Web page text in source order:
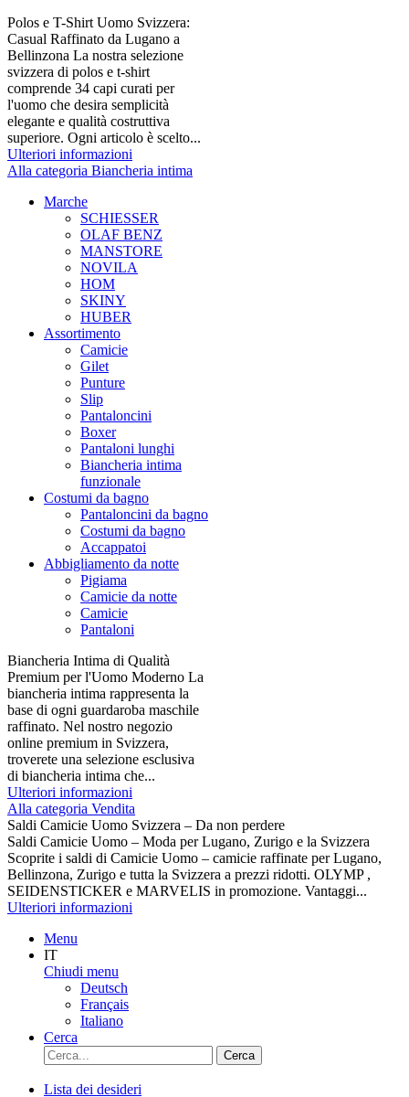
Polos e T-Shirt Uomo Svizzera:
Casual Raffinato da Lugano a
Bellinzona La nostra selezione
svizzera di polos e t-shirt
comprende 34 capi curati per
l'uomo che desira semplicità
elegante e qualità costruttiva
superiore. Ogni articolo è scelto...
Ulteriori informazioni
Alla categoria Biancheria intima
Marche
SCHIESSER
OLAF BENZ
MANSTORE
NOVILA
HOM
SKINY
HUBER
Assortimento
Camicie
Gilet
Punture
Slip
Pantaloncini
Boxer
Pantaloni lunghi
Biancheria intima
funzionale
Costumi da bagno
Pantaloncini da bagno
Costumi da bagno
Accappatoi
Abbigliamento da notte
Pigiama
Camicie da notte
Camicie
Pantaloni
Biancheria Intima di Qualità
Premium per l'Uomo Moderno La
biancheria intima rappresenta la
base di ogni guardaroba maschile
raffinato. Nel nostro negozio
online premium in Svizzera,
troverete una selezione esclusiva
di biancheria intima che...
Ulteriori informazioni
Alla categoria Vendita
Saldi Camicie Uomo Svizzera – Da non perdere
Saldi Camicie Uomo – Moda per Lugano, Zurigo e la Svizzera
Scoprite i saldi di Camicie Uomo – camicie raffinate per Lugano,
Bellinzona, Zurigo e tutta la Svizzera a prezzi ridotti. OLYMP ,
SEIDENSTICKER e MARVELIS in promozione. Vantaggi...
Ulteriori informazioni
Menu
IT
Chiudi menu
Deutsch
Français
Italiano
Cerca
Cerca
Lista dei desideri